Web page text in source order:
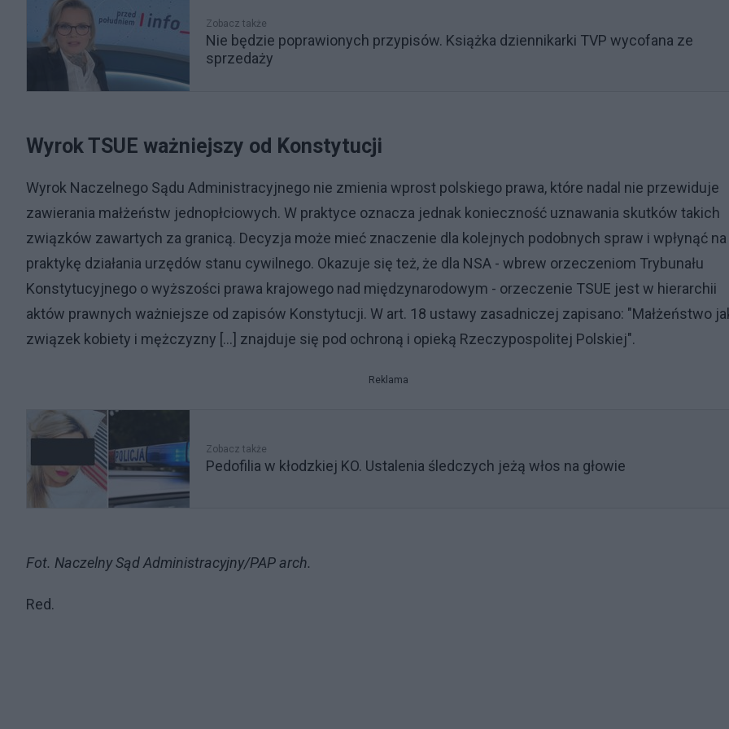
Zobacz także
Nie będzie poprawionych przypisów. Książka dziennikarki TVP wycofana ze
sprzedaży
Wyrok TSUE ważniejszy od Konstytucji
Wyrok Naczelnego Sądu Administracyjnego nie zmienia wprost polskiego prawa, które nadal nie przewiduje
zawierania małżeństw jednopłciowych. W praktyce oznacza jednak konieczność uznawania skutków takich
związków zawartych za granicą. Decyzja może mieć znaczenie dla kolejnych podobnych spraw i wpłynąć na
praktykę działania urzędów stanu cywilnego. Okazuje się też, że dla NSA - wbrew orzeczeniom Trybunału
Konstytucyjnego o wyższości prawa krajowego nad międzynarodowym - orzeczenie TSUE jest w hierarchii
aktów prawnych ważniejsze od zapisów Konstytucji. W art. 18 ustawy zasadniczej zapisano: "Małżeństwo
związek kobiety i mężczyzny [...] znajduje się pod ochroną i opieką Rzeczypospolitej Polskiej".
Reklama
Zobacz także
Pedofilia w kłodzkiej KO. Ustalenia śledczych jeżą włos na głowie
Fot. Naczelny Sąd Administracyjny/PAP arch.
Red.